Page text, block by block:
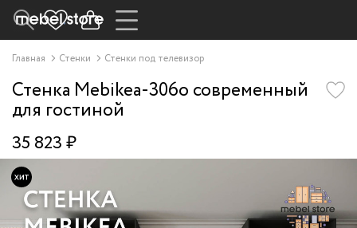
Главная Стенки Стенки под телевизор
Стенка Mebikea-306o современный
для гостиной
35 823 ₽